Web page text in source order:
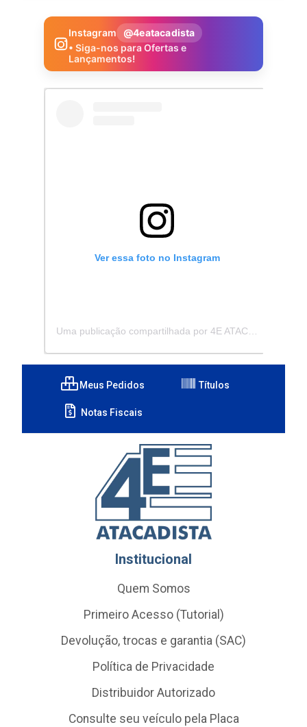
Instagram
@4eatacadista
• Siga-nos para Ofertas e
Lançamentos!
Ver essa foto no Instagram
Meus Pedidos Títulos
Notas Fiscais
Institucional
Quem Somos
Primeiro Acesso (Tutorial)
Devolução, trocas e garantia (SAC)
Política de Privacidade
Distribuidor Autorizado
Consulte seu veículo pela Placa